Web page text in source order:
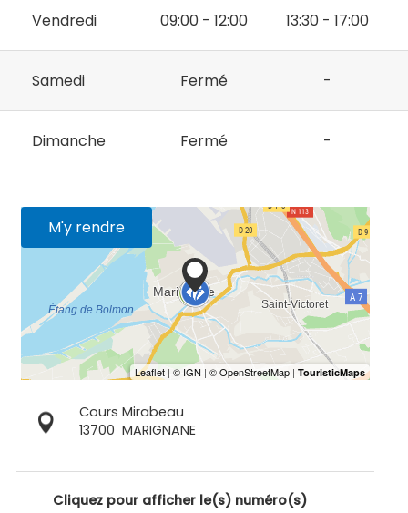
Vendredi 09:00 - 12:00 13:30 - 17:00
Samedi Fermé -
Dimanche Fermé -
M'y rendre
Cours Mirabeau
13700 MARIGNANE
Cliquez pour afficher le(s) numéro(s)